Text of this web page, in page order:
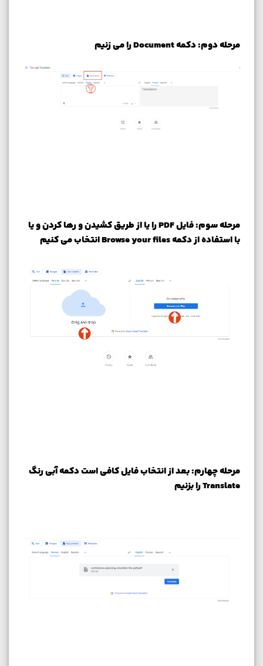
مرحله دوم: دکمه Document را می زنیم
مرحله سوم: فایل PDF را یا از طریق کشیدن و رها کردن و یا
با استفاده از دکمه Browse your files انتخاب می کنیم
مرحله چهارم: بعد از انتخاب فایل کافی است دکمه آبی رنگ
Translate را بزنیم